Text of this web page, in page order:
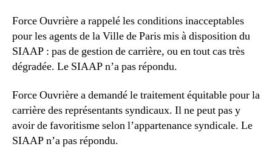
Force Ouvrière a rappelé les conditions inacceptables
pour les agents de la Ville de Paris mis à disposition du
SIAAP : pas de gestion de carrière, ou en tout cas très
dégradée. Le SIAAP n’a pas répondu.
Force Ouvrière a demandé le traitement équitable pour la
carrière des représentants syndicaux. Il ne peut pas y
avoir de favoritisme selon l’appartenance syndicale. Le
SIAAP n’a pas répondu.